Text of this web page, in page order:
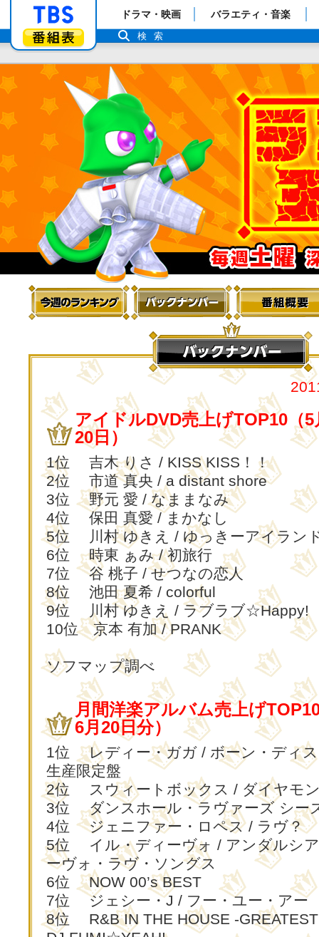
「TBSテレビ」トップページ
番組表
ドラマ・映画 バラエティ・音楽
検索
アイドルDVD売上げTOP10（5
20日）
1位 吉木 りさ / KISS KISS！！
2位 市道 真央 / a distant shore
3位 野元 愛 / なままなみ
4位 保田 真愛 / まかなし
5位 川村 ゆきえ / ゆっきーアイラン
6位 時東 ぁみ / 初旅行
7位 谷 桃子 / せつなの恋人
8位 池田 夏希 / colorful
9位 川村 ゆきえ / ラブラブ☆Happy!
10位 京本 有加 / PRANK
ソフマップ調べ
月間洋楽アルバム売上げ
6月20日分）
1位 レディー・ガガ / ボーン・ディス
生産限定盤
2位 スウィートボックス / ダイヤモ
3位 ダンスホール・ラヴァーズ シー
4位 ジェニファー・ロペス / ラヴ？
5位 イル・ディーヴォ / アンダルシ
ーヴォ・ラヴ・ソングス
6位 NOW 00’s BEST
7位 ジェシー・J / フー・ユー・アー
8位 R&B IN THE HOUSE -